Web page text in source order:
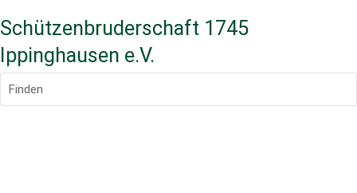
Schützenbruderschaft 1745
Ippinghausen e.V.
Finden